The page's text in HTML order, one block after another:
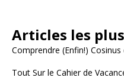
Articles les
Comprendre (Enfin!) Cosinus
Tout Sur le Cahier de